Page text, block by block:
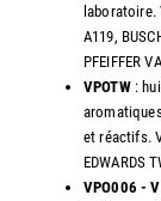
laboratoire.
A119,
PFEIFFER
VPOTW:
et réactifs.
EDWARDS
VPO006 -